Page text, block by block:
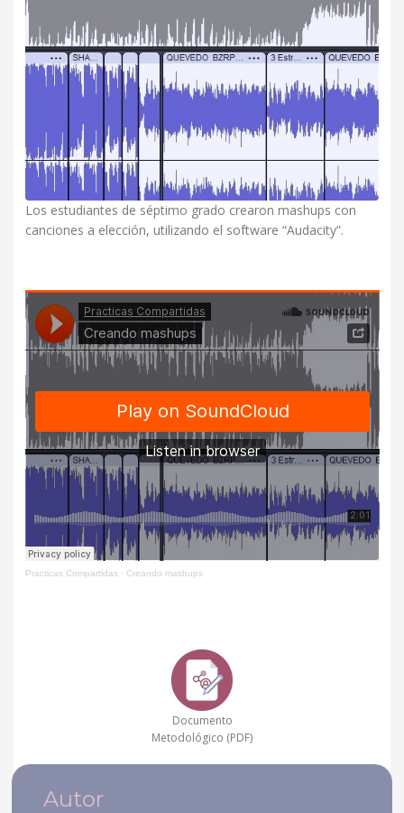
Los estudiantes de séptimo grado crearon mashups con
canciones a elección, utilizando el software “Audacity”.
Practicas Compartidas· Creando mashups
Documento
Metodológico (PDF)
Autor